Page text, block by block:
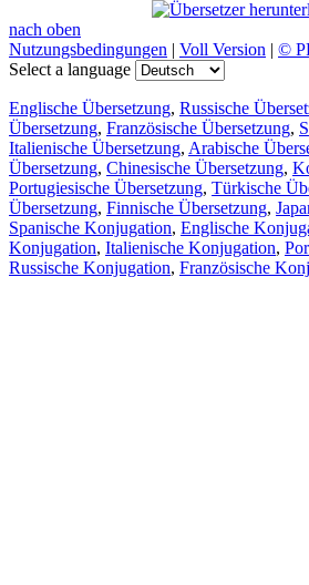
nach oben
Nutzungsbedingungen | Voll Version | ©
Select a language
Englische Übersetzung, Russische
Übersetzung, Französische Übersetzung,
Italienische Übersetzung, Arabische
Übersetzung, Chinesische Übersetzung,
Portugiesische Übersetzung, Türkische
Übersetzung, Finnische Übersetzung,
Spanische Konjugation, Englische
Konjugation, Italienische Konjugation,
Russische Konjugation, Französische